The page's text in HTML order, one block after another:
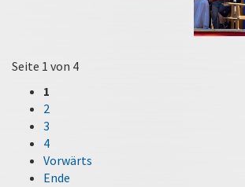
Seite 1 von 4
1
2
3
4
Vorwärts
Ende